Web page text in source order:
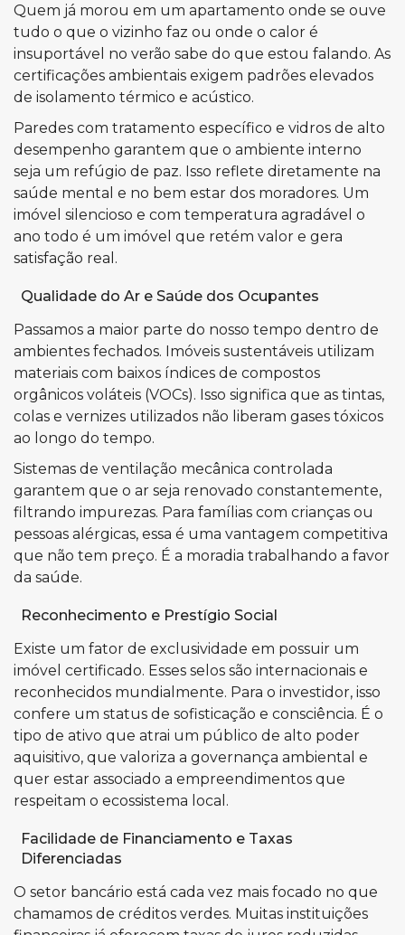
Quem já morou em um apartamento onde se ouve
tudo o que o vizinho faz ou onde o calor é
insuportável no verão sabe do que estou falando. As
certificações ambientais exigem padrões elevados
de isolamento térmico e acústico.
Paredes com tratamento específico e vidros de alto
desempenho garantem que o ambiente interno
seja um refúgio de paz. Isso reflete diretamente na
saúde mental e no bem estar dos moradores. Um
imóvel silencioso e com temperatura agradável o
ano todo é um imóvel que retém valor e gera
satisfação real.
Qualidade do Ar e Saúde dos Ocupantes
Passamos a maior parte do nosso tempo dentro de
ambientes fechados. Imóveis sustentáveis utilizam
materiais com baixos índices de compostos
orgânicos voláteis (VOCs). Isso significa que as tintas,
colas e vernizes utilizados não liberam gases tóxicos
ao longo do tempo.
Sistemas de ventilação mecânica controlada
garantem que o ar seja renovado constantemente,
filtrando impurezas. Para famílias com crianças ou
pessoas alérgicas, essa é uma vantagem competitiva
que não tem preço. É a moradia trabalhando a favor
da saúde.
Reconhecimento e Prestígio Social
Existe um fator de exclusividade em possuir um
imóvel certificado. Esses selos são internacionais e
reconhecidos mundialmente. Para o investidor, isso
confere um status de sofisticação e consciência. É o
tipo de ativo que atrai um público de alto poder
aquisitivo, que valoriza a governança ambiental e
quer estar associado a empreendimentos que
respeitam o ecossistema local.
Facilidade de Financiamento e Taxas
Diferenciadas
O setor bancário está cada vez mais focado no que
chamamos de créditos verdes. Muitas instituições